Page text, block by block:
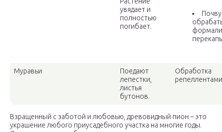
увядает и
полностью
погибает.
Почву
Муравьи
Поедают
лепестки,
листья
бутонов.
Обработка
Взращенный с заботой и любовью, древовидный пион – это
украшение любого приусадебного участка на многие годы.